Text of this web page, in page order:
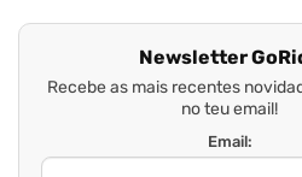
Newsletter
Recebe as mais recentes
no teu email!
Email: